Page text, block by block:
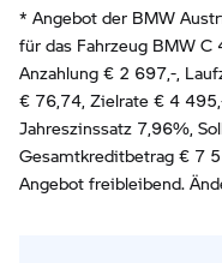
* Angebot der BMW
für das Fahrzeug BMW
Anzahlung € 2 697,-,
€ 76,74, Zielrate € 4 495
Jahreszinssatz 7,96%,
Gesamtkreditbetrag € 7
Angebot freibleibend.